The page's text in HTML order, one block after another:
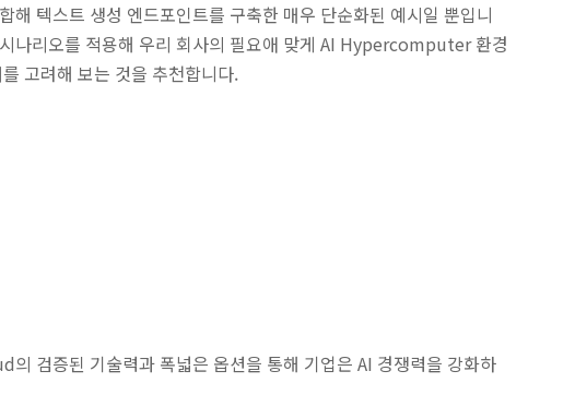
스트 생성 엔드포인트를 구축한 매우 단순화된 예시일 뿐입니
나리오를 적용해 우리 회사의 필요애 맞게 AI Hypercomputer 환경
고려해 보는 것을 추천합니다.
검증된 기술력과 폭넓은 옵션을 통해 기업은 AI 경쟁력을 강화하